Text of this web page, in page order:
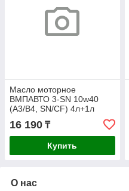
Масло моторное
ВМПАВТО 3-SN 10w40
(A3/B4, SN/CF) 4л+1л
16 190 ₸
Купить
О нас